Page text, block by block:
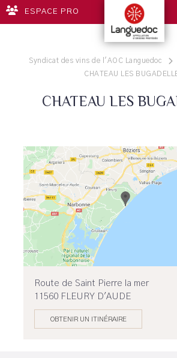
ESPACE PRO
Syndicat des vins de l'AOC Languedoc
CHATEAU LES
CHATEAU LES
Route de Saint Pierre la mer
11560 FLEURY D'AUDE
OBTENIR UN ITINÉRAIRE